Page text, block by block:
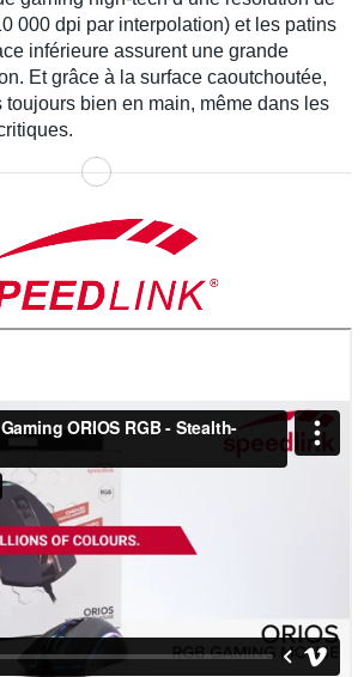
000 dpi par interpolation) et les patins
inférieure assurent une grande
Et grâce à la surface caoutchoutée,
bien en main, même dans les